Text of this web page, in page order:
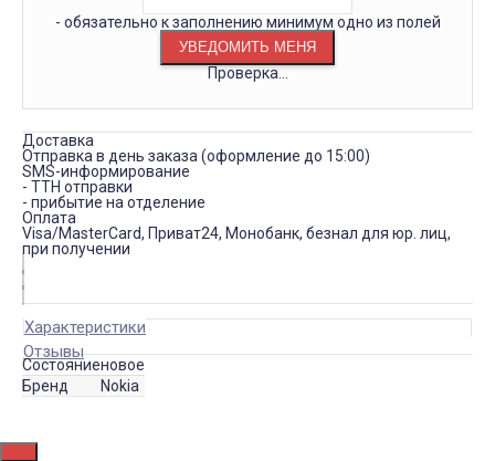
- обязательно к заполнению минимум одно из полей
Проверка...
Доставка
Отправка в день заказа (оформление до 15:00)
SMS-информирование
- ТТН отправки
- прибытие на отделение
Оплата
Visa/MasterCard, Приват24, Монобанк, безнал для юр. лиц,
при получении
Характеристики
Отзывы
Состояниеновое
Бренд
Nokia